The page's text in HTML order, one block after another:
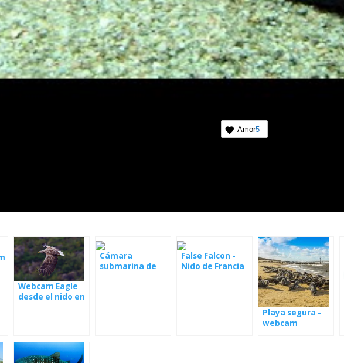
Amor5
Webcam Eagle
desde el nido en
Cámara
submarina de
False Falcon -
Nido de Francia
Playa segura -
webcam